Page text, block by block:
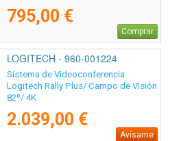
795,00 €
Comprar
LOGITECH - 960-001224
Sistema de Videoconferencia
Logitech Rally Plus/ Campo de Visión
82º/ 4K
2.039,00 €
Avísame